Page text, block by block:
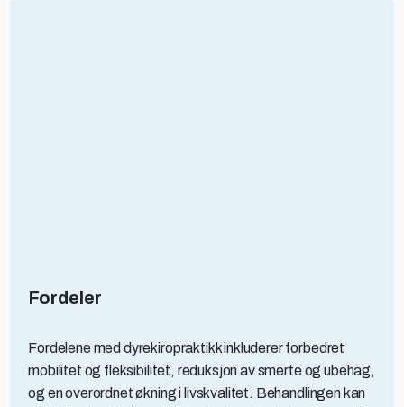
Fordeler
Fordelene med dyrekiropraktikk inkluderer forbedret
mobilitet og fleksibilitet, reduksjon av smerte og ubehag,
og en overordnet økning i livskvalitet. Behandlingen kan